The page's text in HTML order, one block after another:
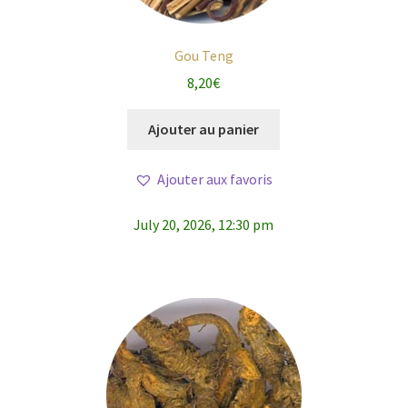
Gou Teng
8,20€
Ajouter au panier
Ajouter aux favoris
July 20, 2026, 12:30 pm